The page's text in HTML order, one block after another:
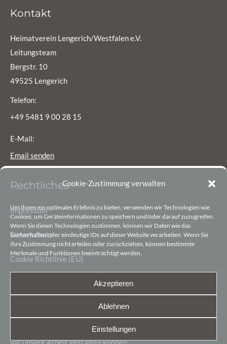
Cookie-Zustimmung verwalten
Um Ihnen ein optimales Erlebnis zu bieten, verwenden wir Technologien wie
Cookies, um Geräteinformationen zu speichern und/oder darauf zuzugreifen.
Wenn Sie diesen Technologien zustimmen, können wir Daten wie das
Surfverhalten oder eindeutige IDs auf dieser Website verarbeiten. Wenn Sie
Ihre Zustimmung nicht erteilen oder zurückziehen, können bestimmte
Merkmale und Funktionen beeinträchtigt werden.
Akzeptieren
Ablehnen
Einstellungen
Kontakt
Heimatverein Lengerich/Westfalen e.V.
Leitungsteam
Bergstr. 10
49525 Lengerich
Telefon:
+49 5481 9 00 28 15
E-Mail:
Email senden
Rechtliches
Impressum
Datenschutz
Cookie Richtlinie (EU)
Begeisterung. Die letzten 10% sind finanzielle Mittel, damit
wir unsere Arbeit gestalten können.